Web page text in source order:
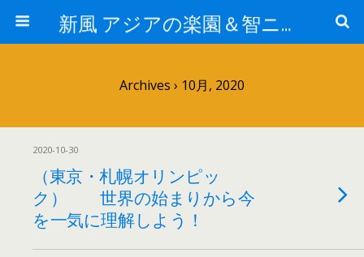
新風 アジアの楽園＆智ニア来富
Archives › 10月, 2020
2020-10-30
（東京・札幌オリンピッ
ク） 世界の始まりから今
を一気に理解しよう！